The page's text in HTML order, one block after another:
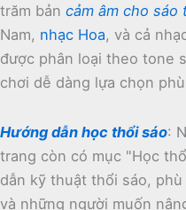
trăm bản cảm âm cho sáo
Nam, nhạc Hoa, và cả
được phân loại theo tone
chơi dễ dàng lựa chọn
Hướng dẫn học thổi sáo:
trang còn có mục "Học
dẫn kỹ thuật thổi sáo,
và những người muốn